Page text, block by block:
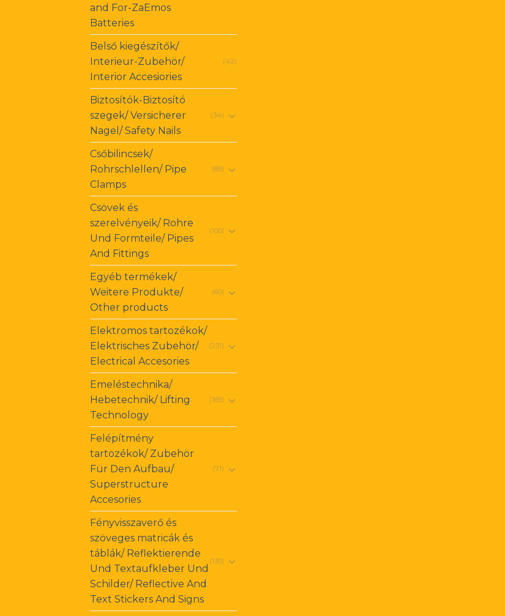
and For-ZaEmos
Batteries
Belső kiegészítők/
Interieur-Zubehör/
Interior Accesiories
(42)
Biztosítók-Biztosító
szegek/ Versicherer
Nagel/ Safety Nails
(34)
Csőbilincsek/
Rohrschlellen/ Pipe
Clamps
(89)
Csövek és
szerelvényeik/ Rohre
Und Formteile/ Pipes
And Fittings
(100)
Egyéb termékek/
Weitere Produkte/
Other products
(60)
Elektromos tartozékok/
Elektrisches Zubehör/
Electrical Accesories
(231)
Emeléstechnika/
Hebetechnik/ Lifting
Technology
(185)
Felépítmény
tartozékok/ Zubehör
Für Den Aufbau/
Superstructure
Accesories
(71)
Fényvisszaverő és
szöveges matricák és
táblák/ Reflektierende
Und Textaufkleber Und
Schilder/ Reflective And
Text Stickers And Signs
(130)